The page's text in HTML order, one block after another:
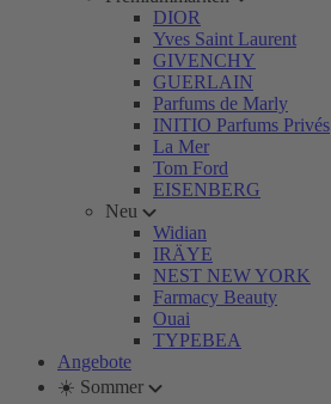
DIOR
Yves Saint Laurent
GIVENCHY
GUERLAIN
Parfums de Marly
INITIO Parfums Privés
La Mer
Tom Ford
EISENBERG
Neu
Widian
IRÄYE
NEST NEW YORK
Farmacy Beauty
Ouai
TYPEBEA
Angebote
☀️ Sommer